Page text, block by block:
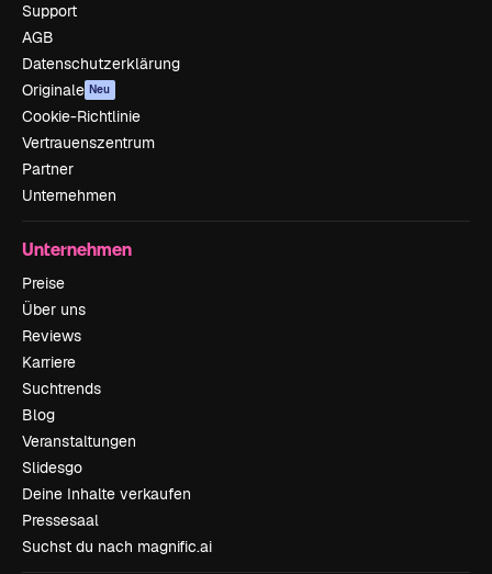
Support
AGB
Datenschutzerklärung
Originale Neu
Cookie-Richtlinie
Vertrauenszentrum
Partner
Unternehmen
Unternehmen
Preise
Über uns
Reviews
Karriere
Suchtrends
Blog
Veranstaltungen
Slidesgo
Deine Inhalte verkaufen
Pressesaal
Suchst du nach magnific.ai